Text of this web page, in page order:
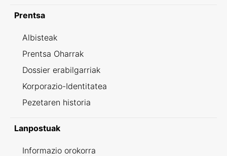
Prentsa
Albisteak
Prentsa Oharrak
Dossier erabilgarriak
Korporazio-Identitatea
Pezetaren historia
Lanpostuak
Informazio orokorra